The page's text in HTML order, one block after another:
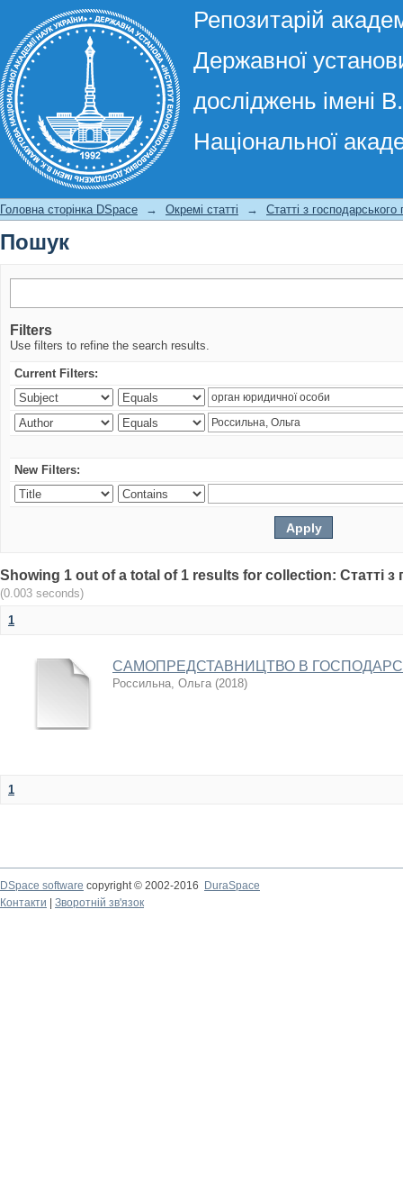
Репозитарій
Державної
досліджень імені
Національної
Пошук
Головна сторінка DSpace → Окремі статті → Статті з господарського
Пошук
Filters
Use filters to refine the search results.
Current Filters:
New Filters:
Showing 1 out of a total of 1 results for collection: Статті з
(0.003 seconds)
1
САМОПРЕДСТАВНИЦТВО В
Россильна, Ольга (2018)
1
DSpace software copyright © 2002-2016
DuraSpace
Контакти
Зворотній зв'язок